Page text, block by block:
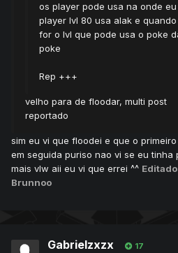
os player pode usa na onde
player lvl 80 usa alak e
for o lvl que pode usa o poke
poke
Rep +++
velho para de floodar, multi post
reportado
sim eu vi que floodei e que o
em seguida puriso nao vi se eu tinha
mais vlw aii eu vi que errei ^^ Editado
Brunnoo
Gabrielzxzx 17